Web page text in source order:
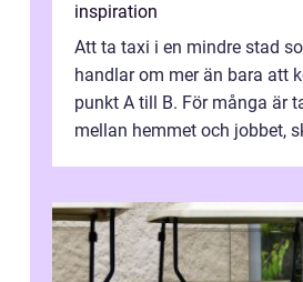
inspiration
Att ta taxi i en mindre stad
handlar om mer än bara att
punkt A till B. För många är
mellan hemmet och jobbet,